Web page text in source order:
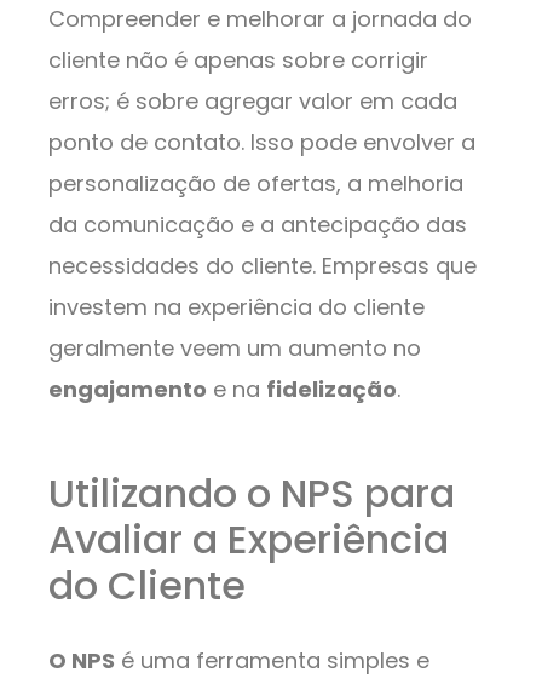
Compreender e melhorar a jornada do
cliente não é apenas sobre corrigir
erros; é sobre agregar valor em cada
ponto de contato. Isso pode envolver a
personalização de ofertas, a melhoria
da comunicação e a antecipação das
necessidades do cliente. Empresas que
investem na experiência do cliente
geralmente veem um aumento no
engajamento e na fidelização.
Utilizando o NPS para
Avaliar a Experiência
do Cliente
O NPS é uma ferramenta simples e